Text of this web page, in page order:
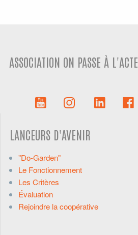
ASSOCIATION ON PASSE À L'ACTE
LANCEURS D'AVENIR
"Do-Garden"
Le Fonctionnement
Les Critères
Évaluation
Rejoindre la coopérative